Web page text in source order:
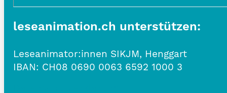
leseanimation.ch unterstützen:
Leseanimator:innen SIKJM, Henggart
IBAN: CH08 0690 0063 6592 1000 3